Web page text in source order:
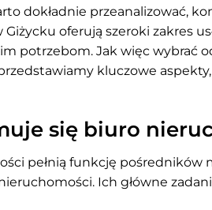
dokładnie przeanalizować,
oferują szeroki zakres
potrzebom. Jak więc wybrać
kluczowe
się biuro
pełnią funkcję pośredników
Ich główne